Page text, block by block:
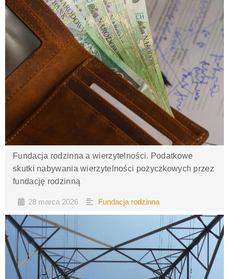
Fundacja rodzinna a wierzytelności. Podatkowe
skutki nabywania wierzytelności pożyczkowych przez
fundację rodzinną
28 marca 2026 Fundacja rodzinna